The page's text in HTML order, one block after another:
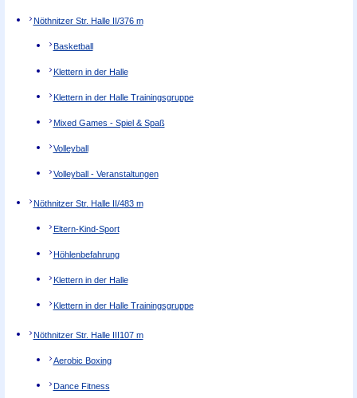
Nöthnitzer Str. Halle II/376 m
Basketball
Klettern in der Halle
Klettern in der Halle Trainingsgruppe
Mixed Games - Spiel & Spaß
Volleyball
Volleyball - Veranstaltungen
Nöthnitzer Str. Halle II/483 m
Eltern-Kind-Sport
Höhlenbefahrung
Klettern in der Halle
Klettern in der Halle Trainingsgruppe
Nöthnitzer Str. Halle III107 m
Aerobic Boxing
Dance Fitness